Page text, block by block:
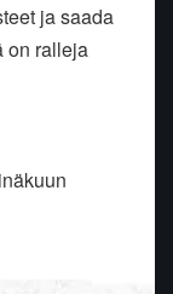
ja saada
on ralleja